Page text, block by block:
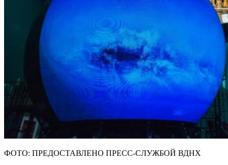
ФОТО: ПРЕДОСТАВЛЕНО ПРЕСС-СЛУЖБОЙ ВДНХ